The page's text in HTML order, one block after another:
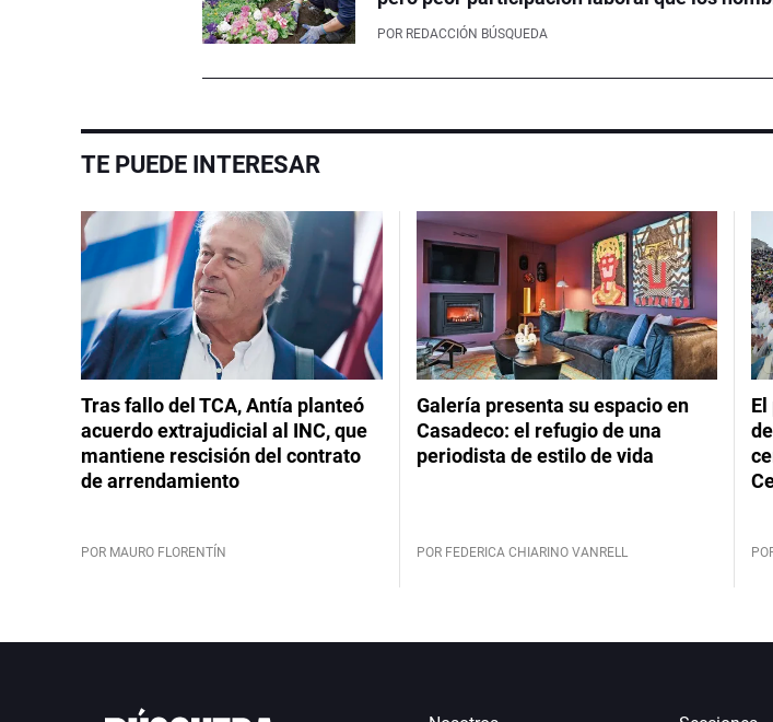
POR REDACCIÓN BÚSQUEDA
TE PUEDE INTERESAR
Tras fallo del TCA, Antía planteó
acuerdo extrajudicial al INC, que
mantiene rescisión del contrato
de arrendamiento
POR MAURO FLORENTÍN
Galería presenta su espacio en
Casadeco: el refugio de una
periodista de estilo de vida
POR FEDERICA CHIARINO VANRELL